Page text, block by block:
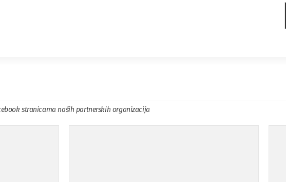
stranicama naših partnerskih organizacija